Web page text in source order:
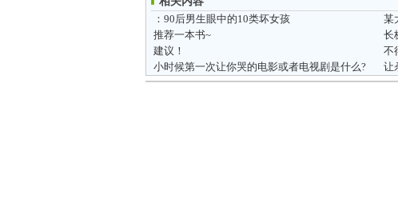
：90后男生眼中的10类坏女孩
某
推荐一本书~
长
建议！
不
小时候第一次让你哭的电影或者电视剧是什么?
让